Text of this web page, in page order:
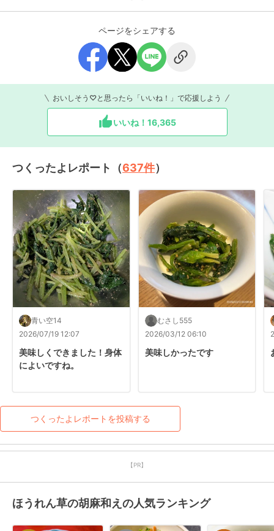
ページをシェアする
おいしそう♡と思ったら「いいね！」で応援しよう
いいね！ 16,365
つくったよレポート（637件）
青い空14
2026/07/19 12:07
美味しくできました！身体
によいですね。
むさし555
2026/03/12 06:10
美味しかったです
つくったよレポートを投稿する
【PR】
ほうれん草の胡麻和えの人気ランキング